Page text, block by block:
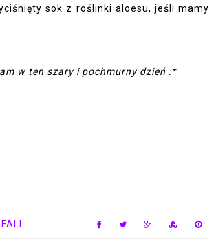
sok z roślinki aloesu, jeśli mamy
w ten szary i pochmurny dzień :*